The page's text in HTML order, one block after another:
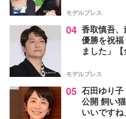
モデルプレス
04 香取慎吾
優勝を祝
ました」【
モデルプレス
05 石田ゆり
公開 飼い
いいです